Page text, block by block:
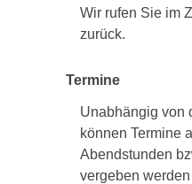
Wir rufen Sie im
zurück.
Termine
Unabhängig von
können Termine
Abendstunden
vergeben